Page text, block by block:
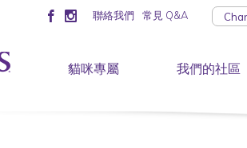
聯絡我們 常見 Q&A
貓咪專屬 我們的社區